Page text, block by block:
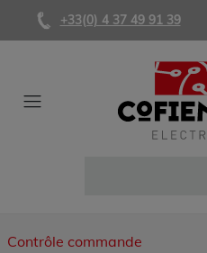
+33(0) 4 37 49 91 39
Contrôle commande